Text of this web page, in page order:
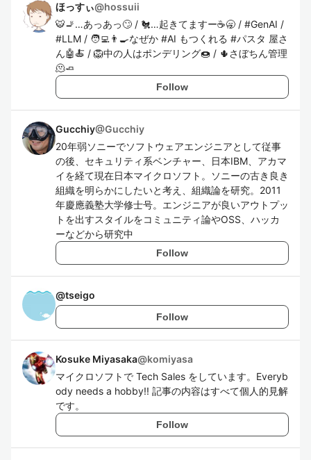
ほっすぃ@hossuii
🐯🚬…あっあっ🙄 / 🐔…起きてますー☕️🥱 / #GenAI /
#LLM / 🧑‍💻👨‍🍳なぜか #AI もつくれる #パスタ 屋さ
ん🤖🍝 / 🦁中の人はポンデリング🍩 / 🌵さぼちん管理
🫠🧈
Follow
Gucchiy@Gucchiy
20年弱ソニーでソフトウェアエンジニアとして従事
の後、セキュリティ系ベンチャー、日本IBM、アカマ
イを経て現在日本マイクロソフト。ソニーの古き良き
組織を明らかにしたいと考え、組織論を研究。2011
年慶應義塾大学修士号。エンジニアが良いアウトプッ
トを出すスタイルをコミュニティ論やOSS、ハッカ
ーなどから研究中
Follow
@tseigo
Follow
Kosuke Miyasaka@komiyasa
マイクロソフトで Tech Sales をしています。Everyb
ody needs a hobby!! 記事の内容はすべて個人的見解
です。
Follow